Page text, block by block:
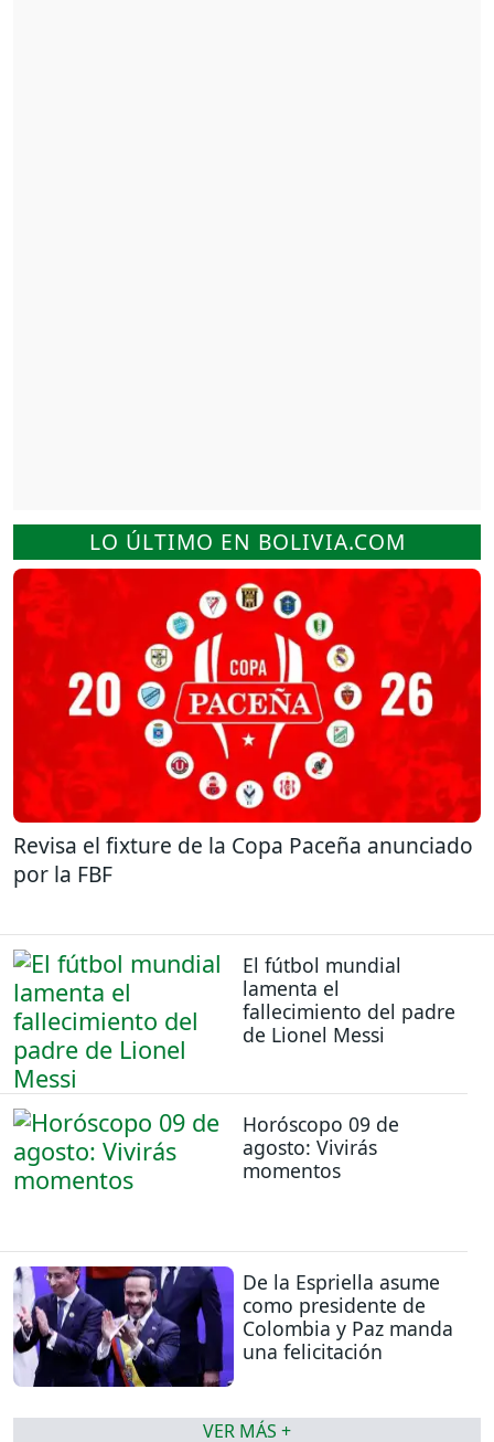
LO ÚLTIMO EN BOLIVIA.COM
Revisa el fixture de la Copa Paceña anunciado
por la FBF
El fútbol mundial
lamenta el
fallecimiento del padre
de Lionel Messi
Horóscopo 09 de
agosto: Vivirás
momentos
De la Espriella asume
como presidente de
Colombia y Paz manda
una felicitación
VER MÁS +